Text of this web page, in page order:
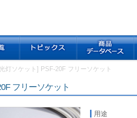
灯ソケット] PSF-20F フリーソケット
フリーソケット
用途